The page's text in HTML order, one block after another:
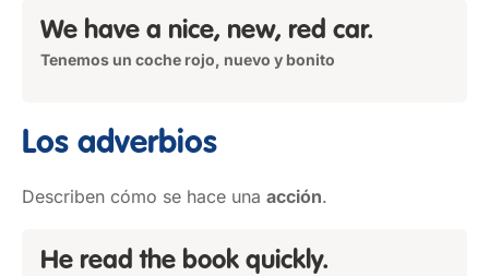
We have a nice, new, red car.
Tenemos un coche rojo, nuevo y bonito
Los adverbios
Describen cómo se hace una acción.
He read the book quickly.